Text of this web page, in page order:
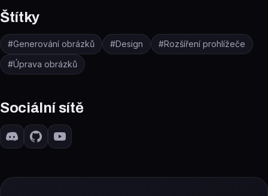
Štítky
#Generování obrázků #Design #Rozšíření prohlížeče
#Úprava obrázků
Sociální sítě